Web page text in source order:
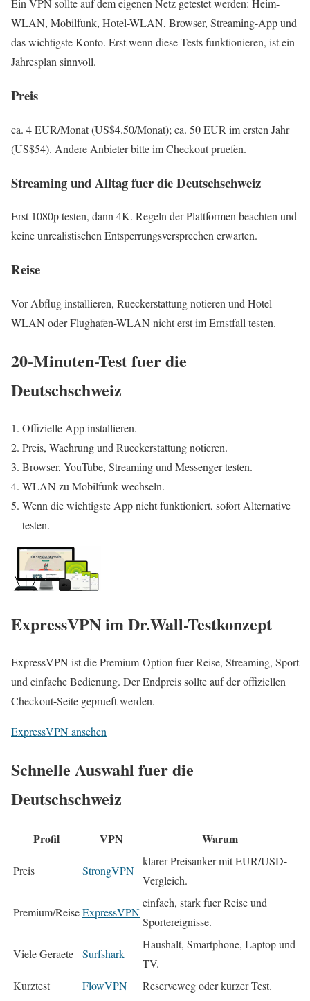
Ein VPN sollte auf dem eigenen Netz getestet werden: Heim-
WLAN, Mobilfunk, Hotel-WLAN, Browser, Streaming-App und
das wichtigste Konto. Erst wenn diese Tests funktionieren, ist ein
Jahresplan sinnvoll.
Preis
ca. 4 EUR/Monat (US$4.50/Monat); ca. 50 EUR im ersten Jahr
(US$54). Andere Anbieter bitte im Checkout pruefen.
Streaming und Alltag fuer die Deutschschweiz
Erst 1080p testen, dann 4K. Regeln der Plattformen beachten und
keine unrealistischen Entsperrungsversprechen erwarten.
Reise
Vor Abflug installieren, Rueckerstattung notieren und Hotel-
WLAN oder Flughafen-WLAN nicht erst im Ernstfall testen.
20-Minuten-Test fuer die
Deutschschweiz
Offizielle App installieren.
Preis, Waehrung und Rueckerstattung notieren.
Browser, YouTube, Streaming und Messenger testen.
WLAN zu Mobilfunk wechseln.
Wenn die wichtigste App nicht funktioniert, sofort Alternative
testen.
ExpressVPN im Dr.Wall-Testkonzept
ExpressVPN ist die Premium-Option fuer Reise, Streaming, Sport
und einfache Bedienung. Der Endpreis sollte auf der offiziellen
Checkout-Seite geprueft werden.
ExpressVPN ansehen
Schnelle Auswahl fuer die
Deutschschweiz
Profil VPN Warum
Preis StrongVPN
klarer Preisanker mit EUR/USD-
Vergleich.
Premium/ReiseExpressVPN
einfach, stark fuer Reise und
Sportereignisse.
Viele Geraete Surfshark
Haushalt, Smartphone, Laptop und
TV.
Kurztest
FlowVPN Reserveweg oder kurzer Test.